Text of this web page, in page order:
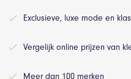
Exclusieve, luxe mode en
Vergelijk online prijzen van
Meer dan 100 merken